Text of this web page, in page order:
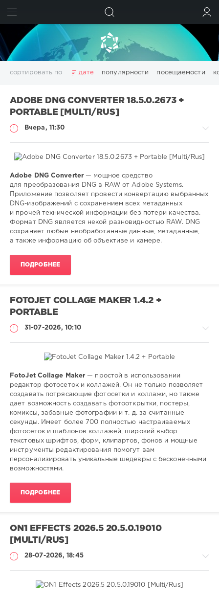
сортировать по дате популярности посещаемости
Downtempo Electro Electronic girls House
photoshop Pop
Trance Wallpapers
видео данных дизайн диска изображений
конвертер менеджер моделирование обработка
файлов фото фотографий цифровых эффекты
Показать все теги
ADOBE DNG CONVERTER 18.5.0.2673 +
PORTABLE [MULTI/RUS]
Вчера, 11:30
SamDel
0
DNG,
конвертер
Adobe DNG Converter— мощное средство
для преобразования DNG в RAW от Adobe Systems.
Приложение позволяет провести конвертацию выбранных
DNG-изображений с сохранением всех метаданных
и прочей технической информации без потери качества.
Формат DNG является некой разновидностью RAW. DNG
сохраняет любые необработанные данные, метаданные,
а также информацию об объективе и камере.
ПОДРОБНЕЕ
FOTOJET COLLAGE MAKER 1.4.2 +
PORTABLE
31-07-2026, 10:10
SamDel
0
редактор,
коллажей,
фото,
создать,
FotoJet Collage Maker — простой в использовании
редактор фотосеток и коллажей. Он не только позволяет
создавать потрясающие фотосетки и коллажи, но также
дает возможность создавать фотооткрытки, постеры,
комиксы, забавные фотографии и т. д. за считанные
секунды. Имеет более 700 полностью настраиваемых
фотосеток и шаблонов коллажей, широкий выбор
текстовых шрифтов, форм, клипартов, фонов и мощные
инструменты редактирования помогут вам
персонализировать уникальные шедевры с бесконечными
возможностями.
ПОДРОБНЕЕ
ON1 EFFECTS 2026.5 20.5.0.19010
[MULTI/RUS]
28-07-2026, 18:45